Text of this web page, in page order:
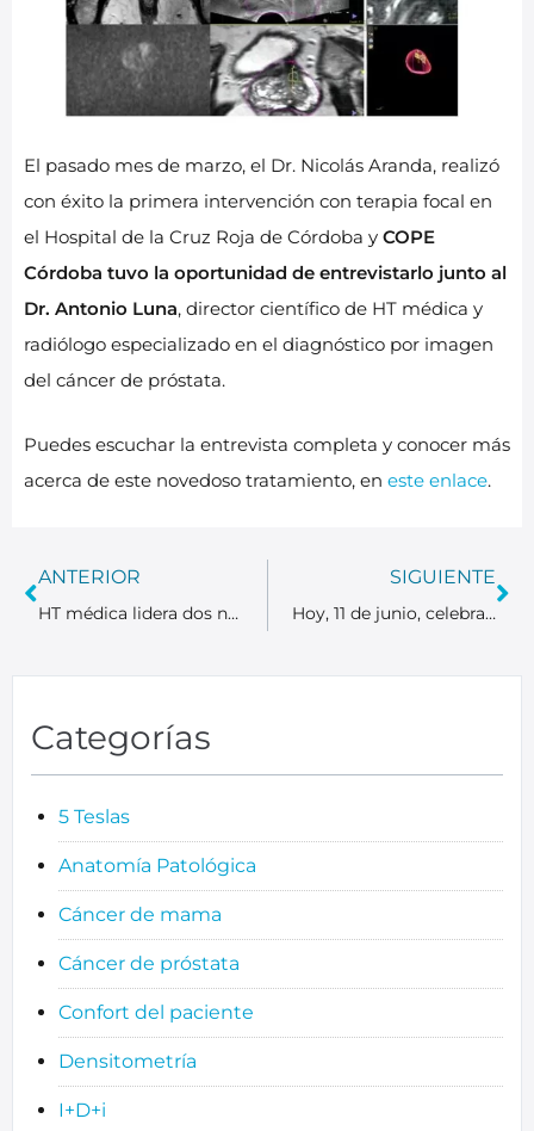
El pasado mes de marzo, el Dr. Nicolás Aranda, realizó
con éxito la primera intervención con terapia focal en
el Hospital de la Cruz Roja de Córdoba y COPE
Córdoba tuvo la oportunidad de entrevistarlo junto al
Dr. Antonio Luna, director científico de HT médica y
radiólogo especializado en el diagnóstico por imagen
del cáncer de próstata.
Puedes escuchar la entrevista completa y conocer más
acerca de este novedoso tratamiento, en este enlace.
ANTERIOR
HT médica lidera dos nuevos proyectos de investigación sobre el cáncer
SIGUIENTE
Hoy, 11 de junio, celebramos el Día Mundial del Cáncer de Próstata
Categorías
5 Teslas
Anatomía Patológica
Cáncer de mama
Cáncer de próstata
Confort del paciente
Densitometría
I+D+i